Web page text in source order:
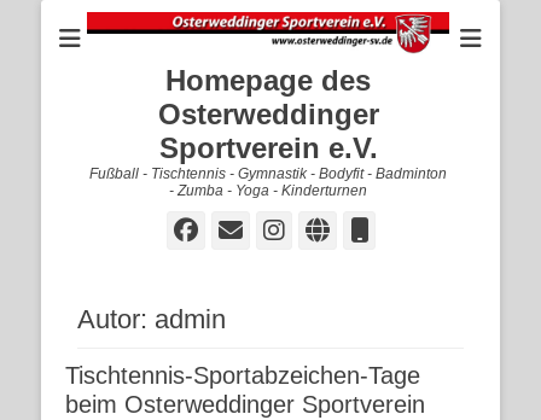
Homepage des
Osterweddinger
Sportverein e.V.
Fußball - Tischtennis - Gymnastik - Bodyfit - Badminton
- Zumba - Yoga - Kinderturnen
Facebook
E-
Instagram
Website
Telefon
Autor: admin
Tischtennis-Sportabzeichen-Tage
beim Osterweddinger Sportverein